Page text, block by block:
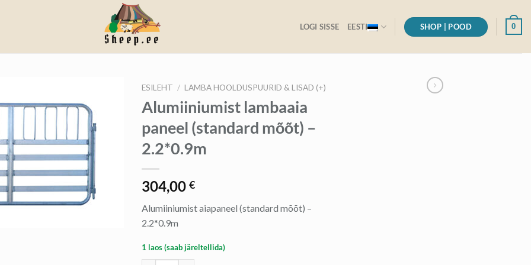
LOGI SISSE EESTI SHOP | POOD 0
ESILEHT / LAMBA HOOLDUSPUURID & LISAD (+)
Alumiiniumist lambaaia
paneel (standard mõõt) –
2.2*0.9m
304,00 €
Alumiiniumist aiapaneel (standard mõõt) –
2.2*0.9m
1 laos (saab järeltellida)